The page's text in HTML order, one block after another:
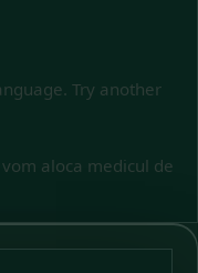
Try another
aloca medicul de